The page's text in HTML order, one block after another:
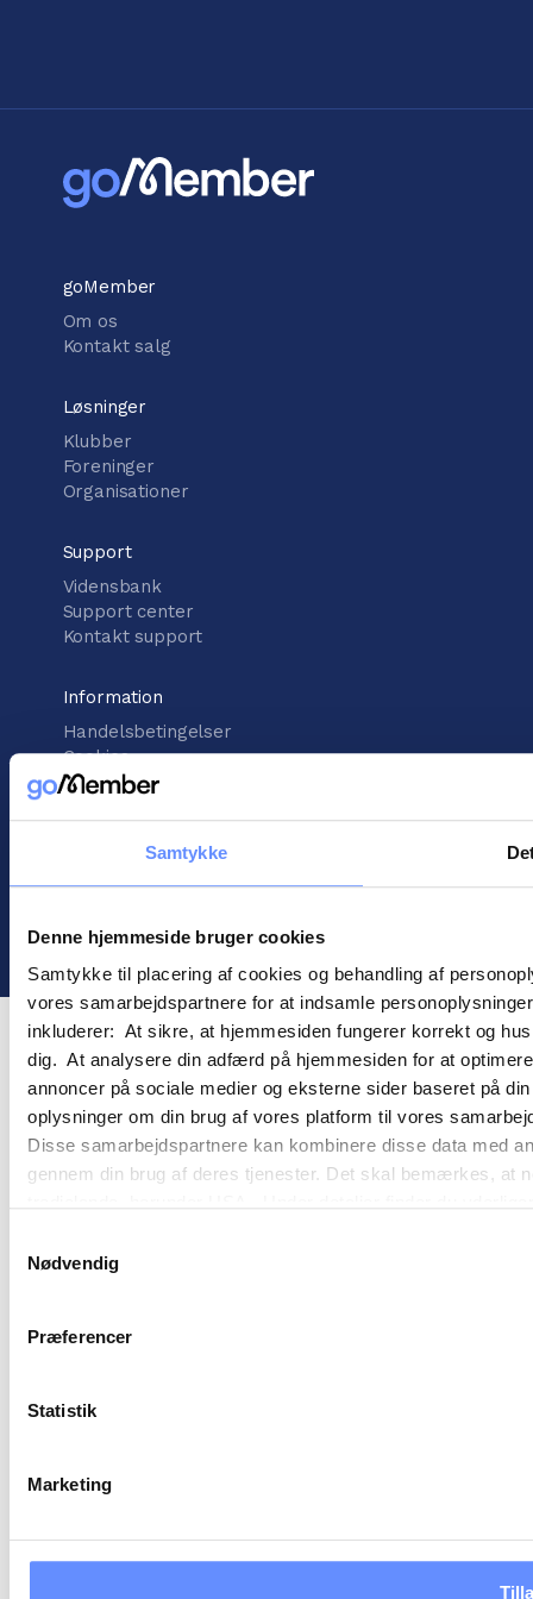
Samtykke
Denne hjemmeside bruger cookies
Samtykke til placering af cookies og behandling af
vores samarbejdspartnere for at indsamle
inkluderer: At sikre, at hjemmesiden fungerer korrekt og
dig. At analysere din adfærd på hjemmesiden for at
annoncer på sociale medier og eksterne sider baseret på
oplysninger om din brug af vores platform til vores
Disse samarbejdspartnere kan kombinere disse data med
gennem din brug af deres tjenester. Det skal bemærkes, at
cookie opbevares. Du bestemmer selv, hvilke formål vores
behandling af personoplysninger i
Nødvendig
Præferencer
Statistik
Marketing
goMember
Om os
Kontakt salg
Løsninger
Klubber
Foreninger
Organisationer
Support
Vidensbank
Support center
Kontakt support
Information
Handelsbetingelser
Cookies
Persondatapolitik
©2026goMember